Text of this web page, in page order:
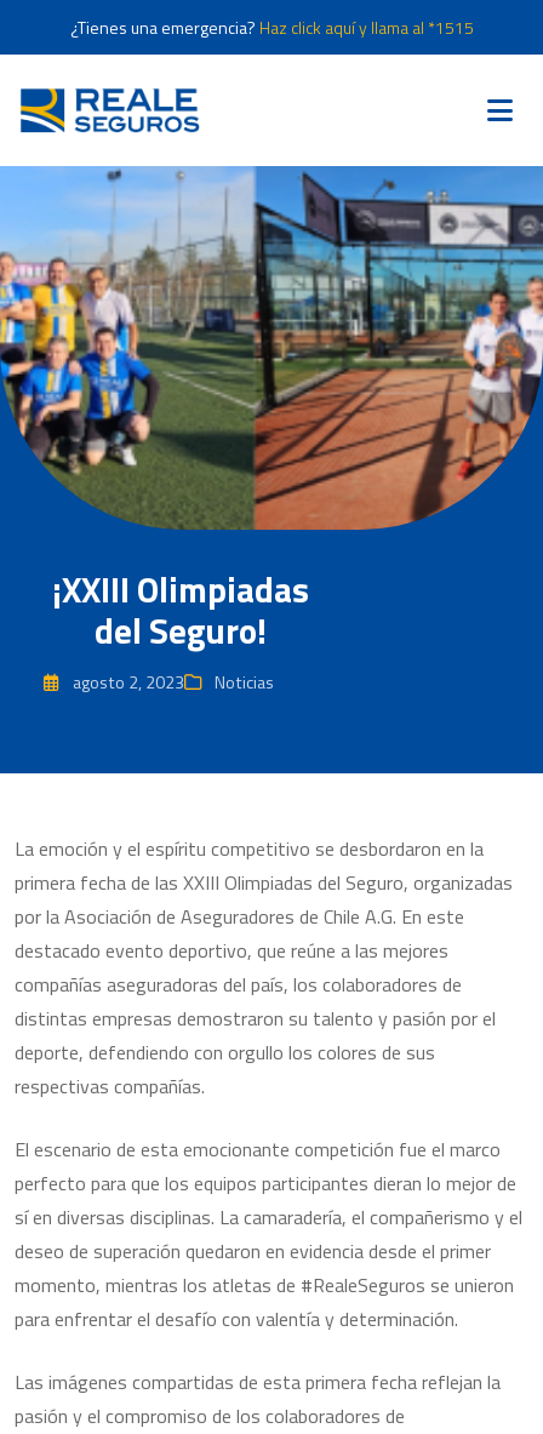
¿Tienes una emergencia? Haz click aquí y llama al *1515
¡XXIII Olimpiadas
del Seguro!
agosto 2, 2023 Noticias
La emoción y el espíritu competitivo se desbordaron en la
primera fecha de las XXIII Olimpiadas del Seguro, organizadas
por la Asociación de Aseguradores de Chile A.G. En este
destacado evento deportivo, que reúne a las mejores
compañías aseguradoras del país, los colaboradores de
distintas empresas demostraron su talento y pasión por el
deporte, defendiendo con orgullo los colores de sus
respectivas compañías.
El escenario de esta emocionante competición fue el marco
perfecto para que los equipos participantes dieran lo mejor de
sí en diversas disciplinas. La camaradería, el compañerismo y el
deseo de superación quedaron en evidencia desde el primer
momento, mientras los atletas de #RealeSeguros se unieron
para enfrentar el desafío con valentía y determinación.
Las imágenes compartidas de esta primera fecha reflejan la
pasión y el compromiso de los colaboradores de